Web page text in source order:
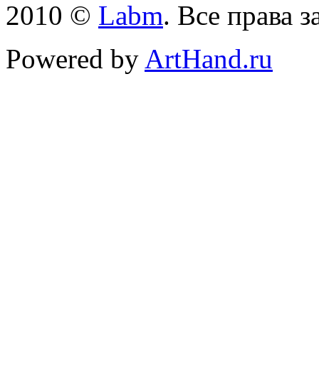
2010 © Labm. Все права
Powered by ArtHand.ru